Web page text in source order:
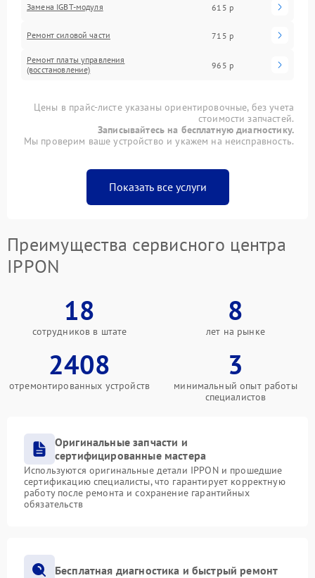
Замена IGBT-модуля 615 р
Ремонт силовой части 715 р
Ремонт платы управления
(восстановление)
965 р
Цены в прайс-листе указаны ориентировочные, без учета
стоимости запчастей.
Записывайтесь на бесплатную диагностику.
Мы проверим ваше устройство и укажем на неисправность.
Показать все услуги
Преимущества сервисного центра
IPPON
18
сотрудников в штате
8
лет на рынке
2408
отремонтированных устройств
3
минимальный опыт работы
специалистов
Оригинальные запчасти и
сертифицированные мастера
Используются оригинальные детали IPPON и прошедшие
сертификацию специалисты, что гарантирует корректную
работу после ремонта и сохранение гарантийных
обязательств
Бесплатная диагностика и быстрый ремонт